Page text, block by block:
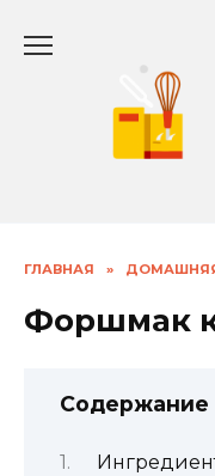
ГЛАВНАЯ »
Форшмак
Содержание